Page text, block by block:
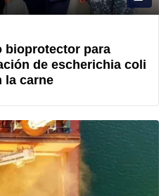
bioprotector para
de escherichia coli
la carne